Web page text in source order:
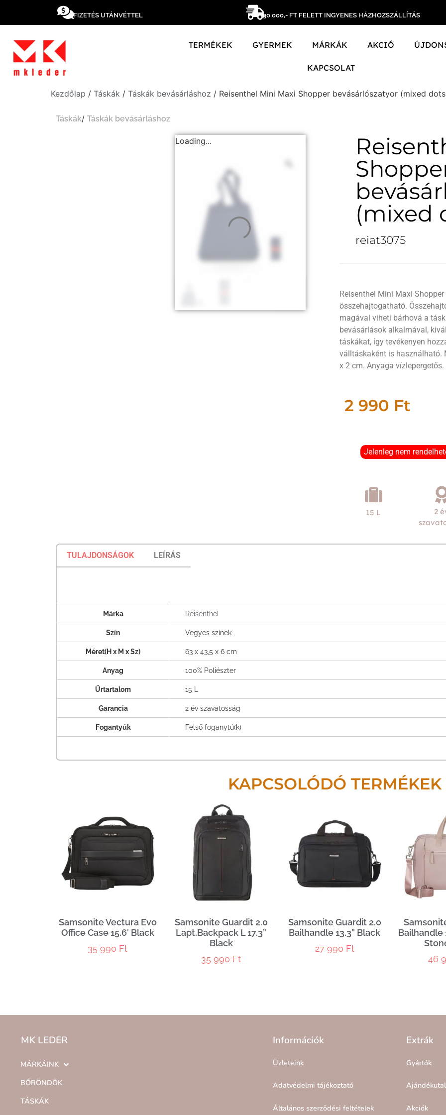
FIZETÉS UTÁNVÉTTEL 30 000,- FT FELETT INGYENES HÁZHOZSZÁLLÍTÁS
TERMÉKEK GYERMEK MÁRKÁK AKCIÓ
KAPCSOLAT
Kezdőlap / Táskák / Táskák bevásárláshoz / Reisenthel Mini Maxi Shopper bevásárlószatyor (mixed
Táskák/ Táskák bevásárláshoz
Loading...
(mixed
reiat3075
Reisenthel Mini Maxi
összehajtogatható.
magával viheti bárhová a
bevásárlások alkalmával,
táskákat, így tevékenyen
válltáskaként is használható.
x 2 cm. Anyaga vízlepergetős.
2 990 Ft
Jelenleg nem
15 L
2
TULAJDONSÁGOK LEÍRÁS
Márka Reisenthel
Szín Vegyes színek
Méret(H x M x Sz) 63 x 43,5 x 6 cm
Anyag 100% Poliészter
Űrtartalom 15 L
Garancia 2 év szavatosság
Fogantyúk Felső foganytú(k)
KAPCSOLÓDÓ TERMÉKEK
Samsonite Vectura Evo
Office Case 15.6′ Black
35 990 Ft
Samsonite Guardit 2.0
Lapt.Backpack L 17.3”
Black
35 990 Ft
Samsonite Guardit 2.0
Bailhandle 13.3” Black
27 990 Ft
Bailhandle
46
MK LEDER
MÁRKÁINK
BŐRÖNDÖK
TÁSKÁK
Információk
Üzleteink
Adatvédelmi tájékoztató
Általános szerződési feltételek
Extrák
Gyártók
Akciók